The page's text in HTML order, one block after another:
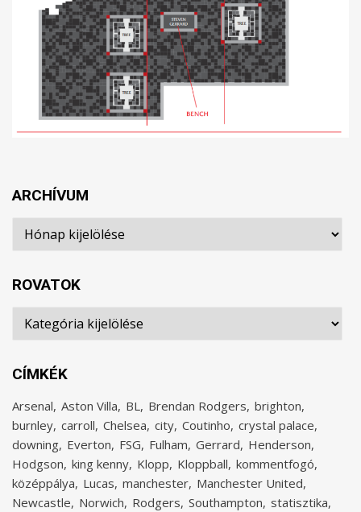
ARCHÍVUM
Archívum
ROVATOK
Rovatok
CÍMKÉK
Arsenal Aston Villa BL Brendan Rodgers brighton
burnley carroll Chelsea city Coutinho crystal palace
downing Everton FSG Fulham Gerrard Henderson
Hodgson king kenny Klopp Kloppball kommentfogó
középpálya Lucas manchester Manchester United
Newcastle Norwich Rodgers Southampton statisztika